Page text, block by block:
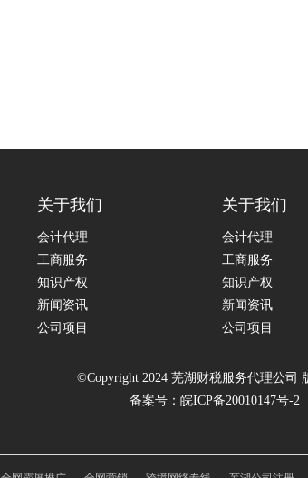
关于我们
会计代理
工商服务
知识产权
新闻资讯
公司项目
关于我们
会计代理
工商服务
知识产权
新闻资讯
公司项目
©Copyright 2024 芜湖财税服务代理公司
备案号： 皖ICP备20010147号-2